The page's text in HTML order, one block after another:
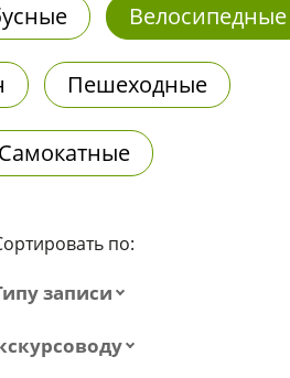
Велосипедные
Пешеходные
Самокатные
по:
записи